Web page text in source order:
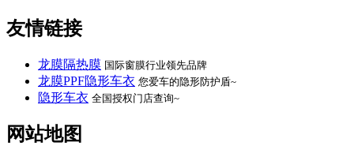
友情链接
龙膜隔热膜 国际窗膜行业领先品牌
龙膜PPF隐形车衣 您爱车的隐形防护盾~
隐形车衣 全国授权门店查询~
网站地图